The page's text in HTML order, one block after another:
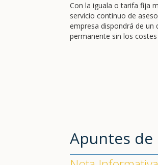
Con la iguala o tarifa fija
servicio continuo de
empresa dispondrá de
permanente sin los
Apuntes de